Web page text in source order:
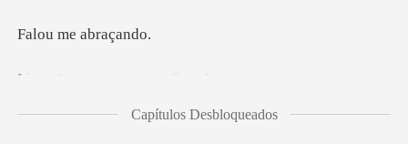
Sair
me abr
Capítulos Desbloqueados